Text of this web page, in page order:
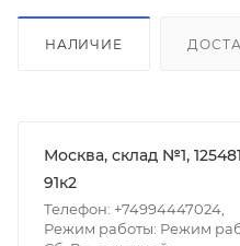
НАЛИЧИЕ
Москва, склад №1,
91к2
Телефон: +74994447024,
Режим работы: Режим